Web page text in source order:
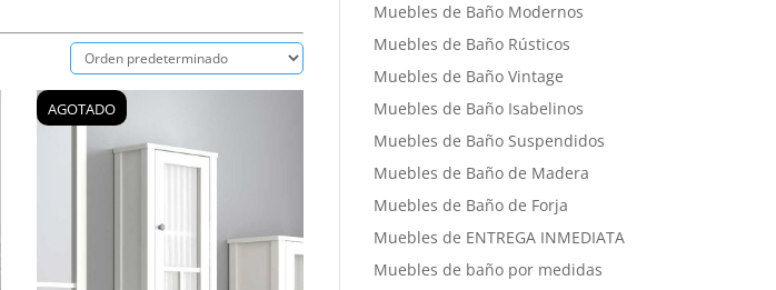
AGOTADO
Muebles de Baño Modernos
Muebles de Baño Rústicos
Muebles de Baño Vintage
Muebles de Baño Isabelinos
Muebles de Baño Suspendidos
Muebles de Baño de Madera
Muebles de Baño de Forja
Muebles de ENTREGA INMEDIATA
Muebles de baño por medidas